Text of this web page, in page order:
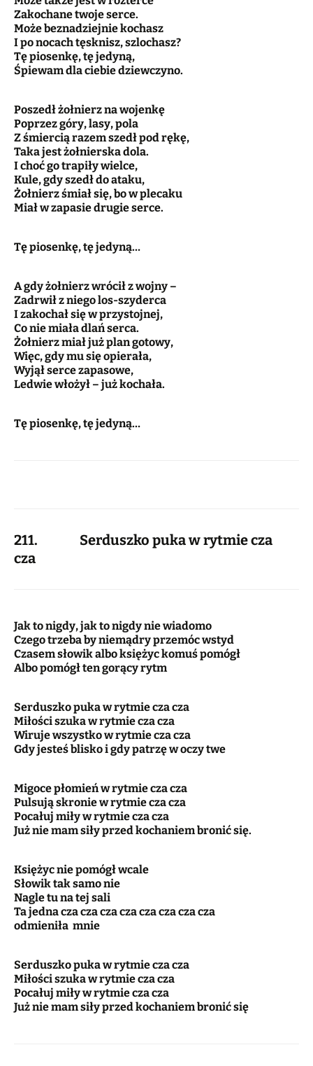
Zakochane twoje serce.
Może beznadziejnie kochasz
I po nocach tęsknisz, szlochasz?
Tę piosenkę, tę jedyną,
Śpiewam dla ciebie dziewczyno.
Poszedł żołnierz na wojenkę
Poprzez góry, lasy, pola
Z śmiercią razem szedł pod rękę,
Taka jest żołnierska dola.
I choć go trapiły wielce,
Kule, gdy szedł do ataku,
Żołnierz śmiał się, bo w plecaku
Miał w zapasie drugie serce.
Tę piosenkę, tę jedyną…
A gdy żołnierz wrócił z wojny –
Zadrwił z niego los-szyderca
I zakochał się w przystojnej,
Co nie miała dlań serca.
Żołnierz miał już plan gotowy,
Więc, gdy mu się opierała,
Wyjął serce zapasowe,
Ledwie włożył – już kochała.
Tę piosenkę, tę jedyną…
211. Serduszko puka w rytmie cza
cza
Jak to nigdy, jak to nigdy nie wiadomo
Czego trzeba by niemądry przemóc wstyd
Czasem słowik albo księżyc komuś pomógł
Albo pomógł ten gorący rytm
Serduszko puka w rytmie cza cza
Miłości szuka w rytmie cza cza
Wiruje wszystko w rytmie cza cza
Gdy jesteś blisko i gdy patrzę w oczy twe
Migoce płomień w rytmie cza cza
Pulsują skronie w rytmie cza cza
Pocałuj miły w rytmie cza cza
Już nie mam siły przed kochaniem bronić się.
Księżyc nie pomógł wcale
Słowik tak samo nie
Nagle tu na tej sali
Ta jedna cza cza cza cza cza cza cza cza
odmieniła mnie
Serduszko puka w rytmie cza cza
Miłości szuka w rytmie cza cza
Pocałuj miły w rytmie cza cza
Już nie mam siły przed kochaniem bronić się